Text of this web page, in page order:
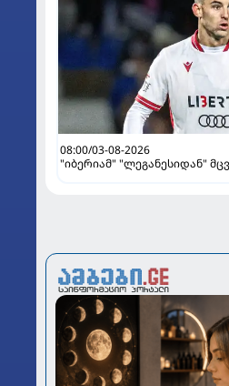
08:00/03-08-2026
"იბერიამ" "ლეგანესიდან"